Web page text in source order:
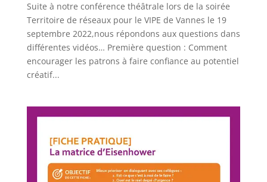
Suite à notre conférence théâtrale lors de la soirée
Territoire de réseaux pour le VIPE de Vannes le 19
septembre 2022,nous répondons aux questions dans
différentes vidéos… Première question : Comment
encourager les patrons à faire confiance au potentiel
créatif...